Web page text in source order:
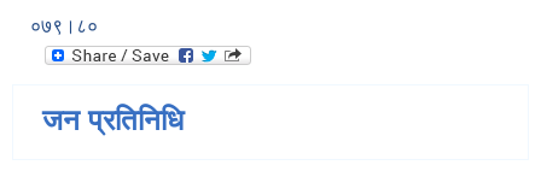
०७९।८०
जन प्रतिनिधि